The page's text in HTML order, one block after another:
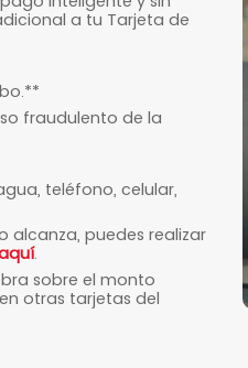
a tu Tarjeta de
fraudulento de la
teléfono, celular,
alcanza, puedes realizar
.
sobre el monto
otras tarjetas del